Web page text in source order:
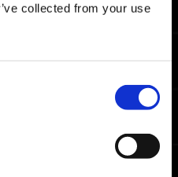
collected from your use
Maestro
07:34.90
07:08.21
06:42.26